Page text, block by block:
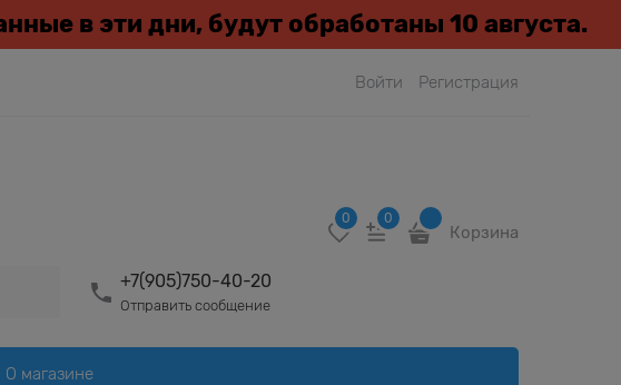
в эти дни, будут обработаны 10 августа.
Войти Регистрация
+7(905)750-40-20
Отправить сообщение
0 0
Корзина
О магазине